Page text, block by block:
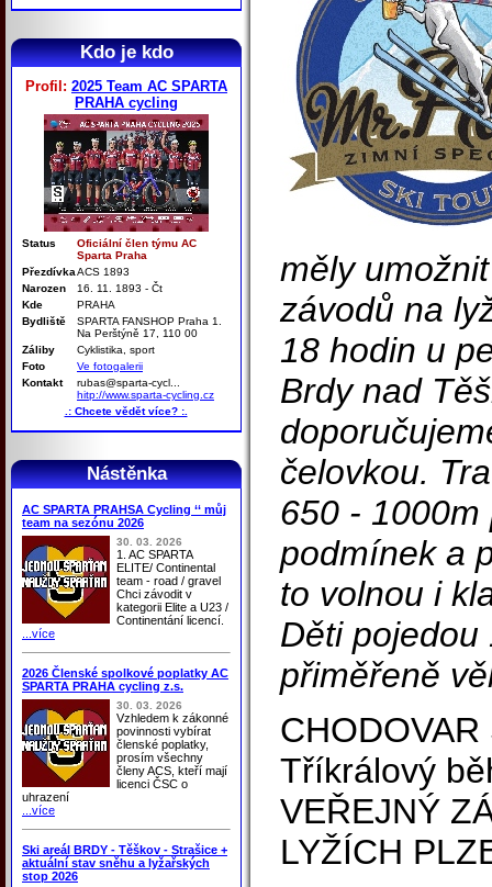
Kdo je kdo
Profil: 2025 Team AC SPARTA
PRAHA cycling
Status
Oficiální člen týmu AC
Sparta Praha
PřezdívkaACS 1893
Narozen
16. 11. 1893 - Čt
Kde
PRAHA
Bydliště
SPARTA FANSHOP Praha 1.
Na Perštýně 17, 110 00
Záliby
Cyklistika, sport
Foto
Ve fotogalerii
Kontakt
rubas@sparta-cycl...
hitp://www.sparta-cycling.cz
.: Chcete vědět více? :.
Nástěnka
AC SPARTA PRAHSA Cycling ‘‘ můj
team na sezónu 2026
30. 03. 2026
1. AC SPARTA
ELITE/ Continental
team - road / gravel
Chci závodit v
kategorii Elite a U23 /
Continentání licencí.
...více
2026 Členské spolkové poplatky AC
SPARTA PRAHA cycling z.s.
30. 03. 2026
Vzhledem k zákonné
povinnosti vybírat
členské poplatky,
prosím všechny
členy ACS, kteří mají
licenci ČSC o
uhrazení
...více
Ski areál BRDY - Těškov - Strašice +
aktuální stav sněhu a lyžařských
stop 2026
měly
závodů na
18 hodin u
Brdy nad
čelovkou.
650 - 1000m
podmínek a
to volnou i
Děti pojedou
přiměřeně
Tříkrálový
VEŘEJNÝ
LYŽÍCH